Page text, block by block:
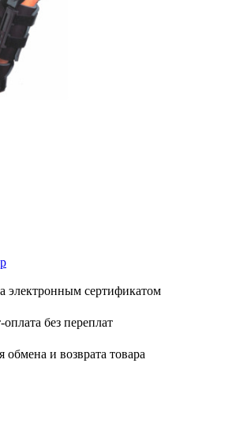
электронным сертификатом
без переплат
обмена и возврата товара